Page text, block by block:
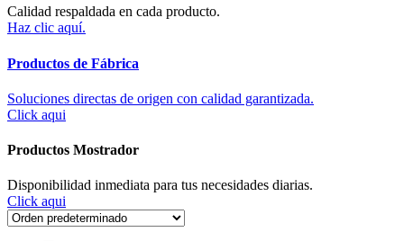
Calidad respaldada en cada producto.
Haz clic aquí.
Productos de Fábrica
Soluciones directas de origen con calidad garantizada.
Click aqui
Productos Mostrador
Disponibilidad inmediata para tus necesidades diarias.
Click aqui